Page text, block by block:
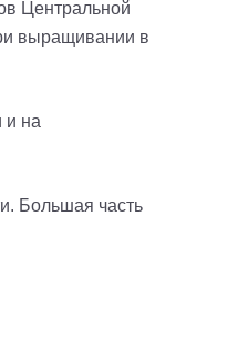
Центральной
выращивании в
и на
Большая часть